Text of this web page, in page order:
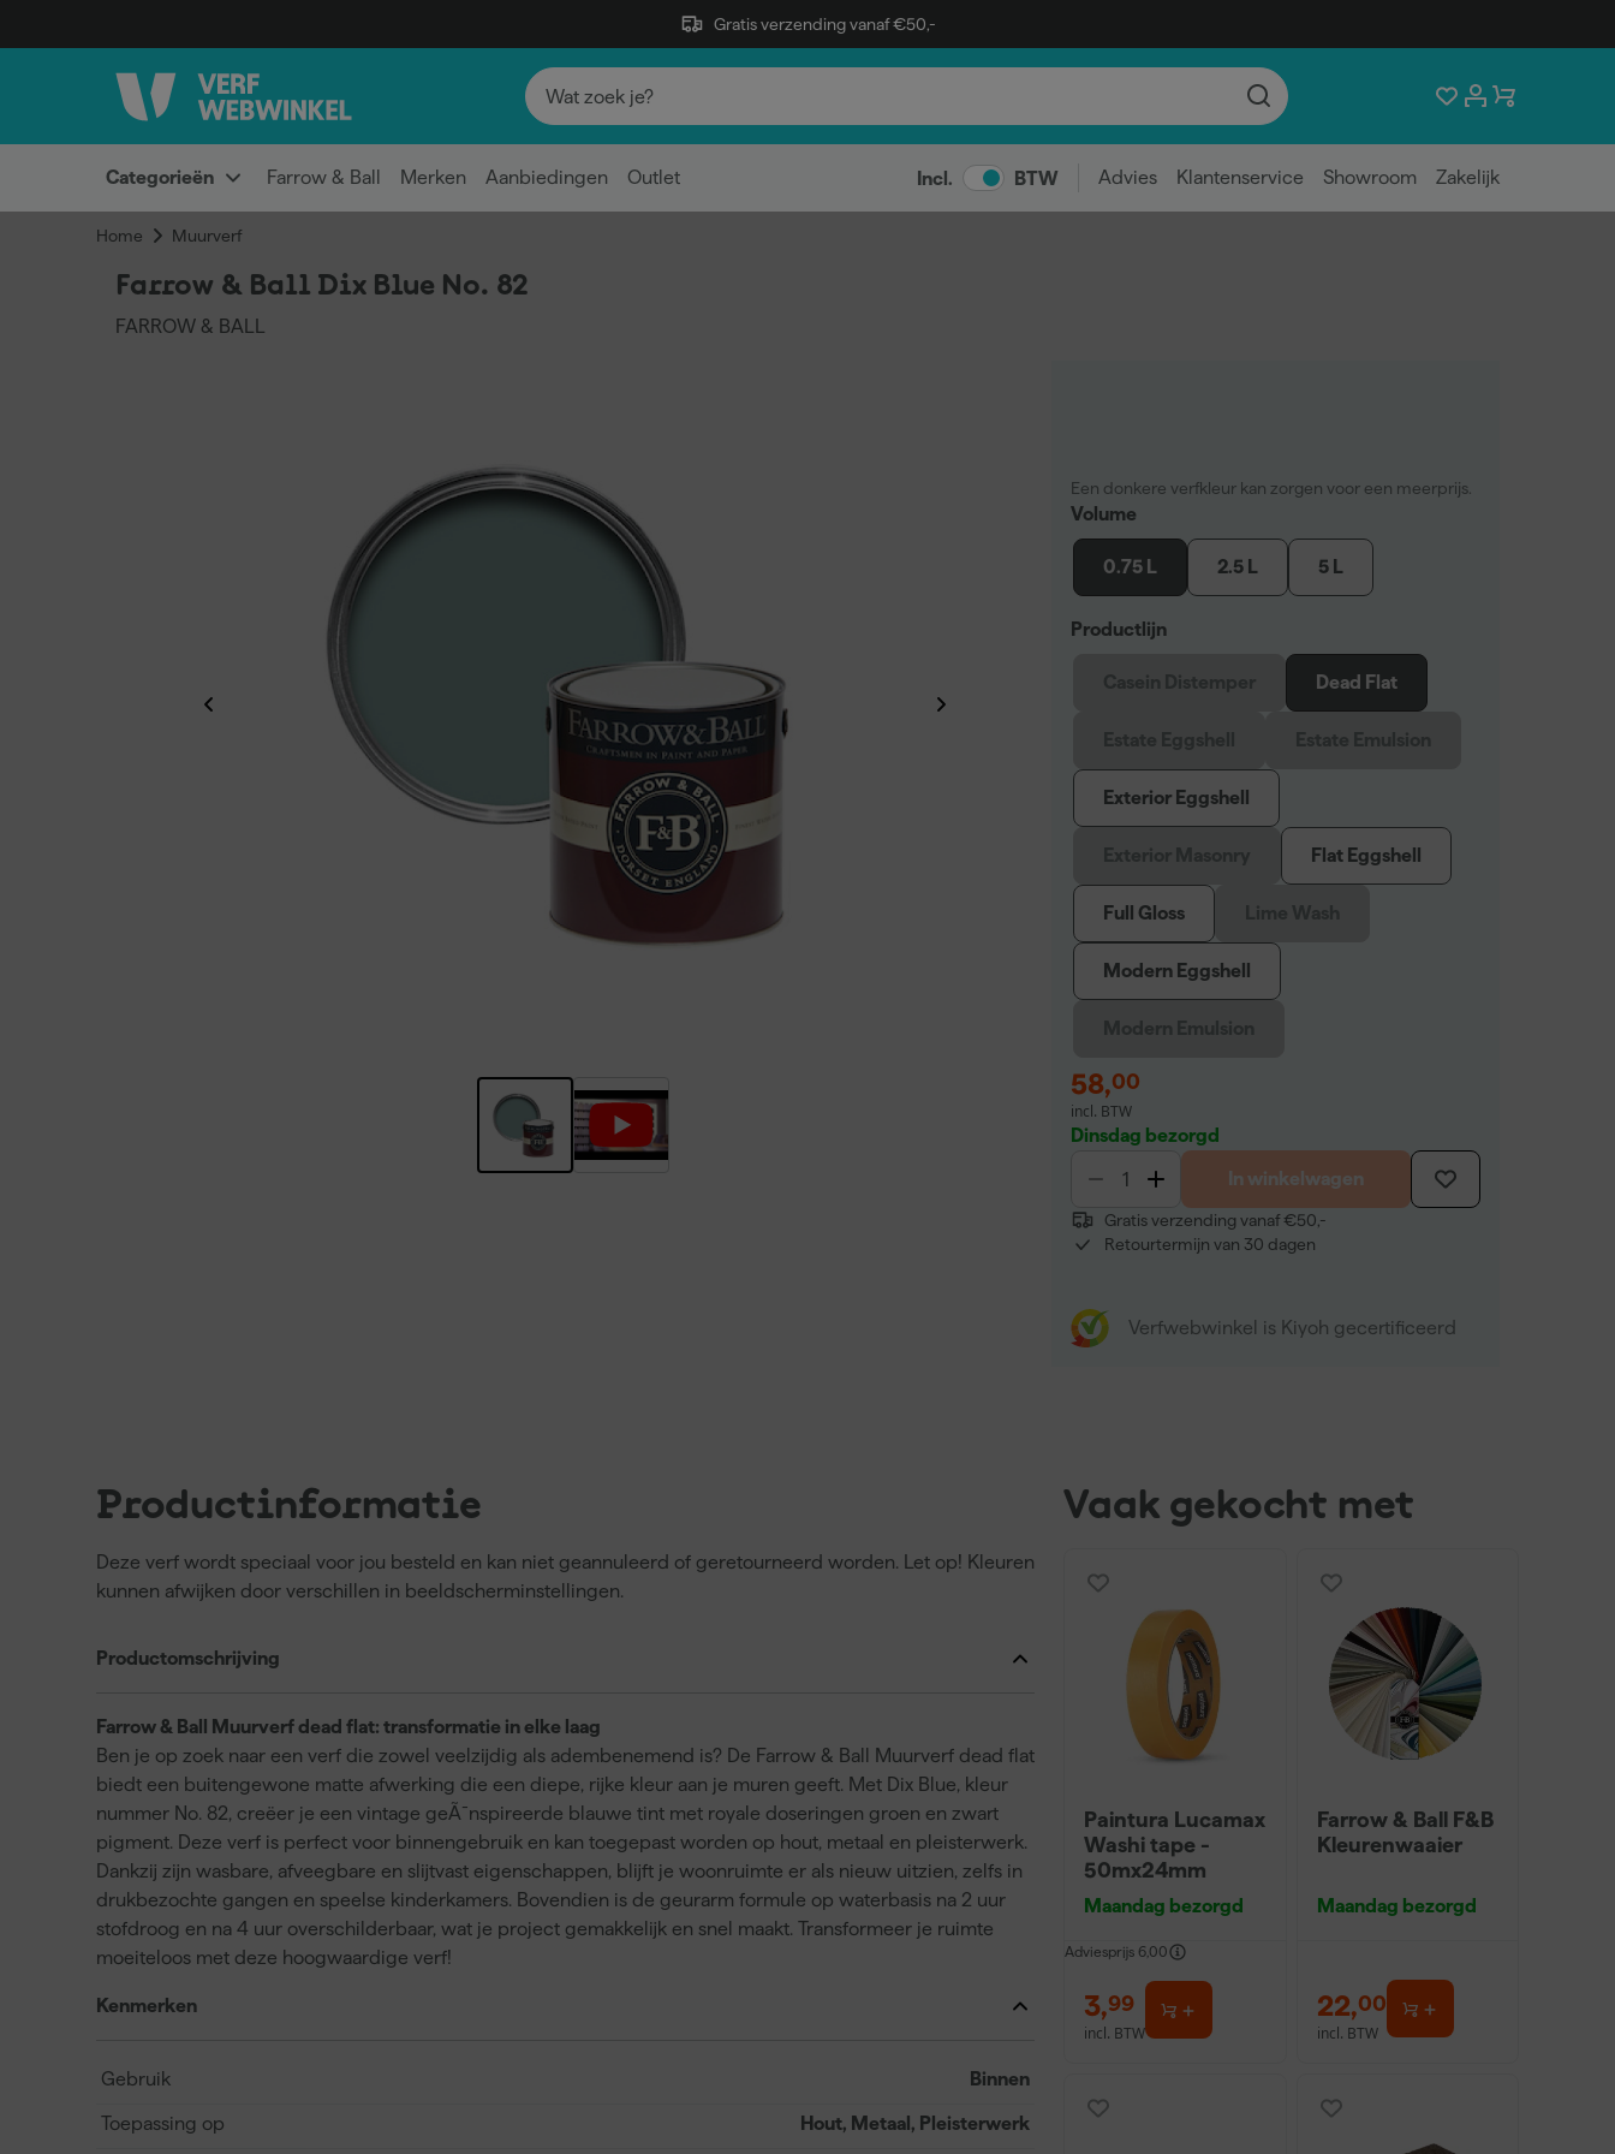
Gratis verzending vanaf €50,-
Categorieën Farrow & Ball Merken Aanbiedingen Outlet Incl. BTW Advies Klantenservice Showroom Zakelijk
Home Muurverf
Farrow & Ball Dix Blue No. 82
FARROW & BALL
Een donkere verfkleur kan zorgen voor een meerprijs.
Volume
0.75 L 2.5 L 5 L
Productlijn
Dead Flat
Exterior Eggshell
Flat Eggshell
Full Gloss
Modern Eggshell
58,00
incl. BTW
Dinsdag bezorgd
In winkelwagen
Gratis verzending vanaf €50,-
Retourtermijn van 30 dagen
Verfwebwinkel is Kiyoh gecertificeerd
Productinformatie
Deze verf wordt speciaal voor jou besteld en kan niet geannuleerd of geretourneerd worden. Let op! Kleuren
kunnen afwijken door verschillen in beeldscherminstellingen.
Productomschrijving
Farrow & Ball Muurverf dead flat: transformatie in elke laag
Ben je op zoek naar een verf die zowel veelzijdig als adembenemend is? De Farrow & Ball Muurverf dead flat
biedt een buitengewone matte afwerking die een diepe, rijke kleur aan je muren geeft. Met Dix Blue, kleur
nummer No. 82, creëer je een vintage geÃ¯nspireerde blauwe tint met royale doseringen groen en zwart
pigment. Deze verf is perfect voor binnengebruik en kan toegepast worden op hout, metaal en pleisterwerk.
Dankzij zijn wasbare, afveegbare en slijtvast eigenschappen, blijft je woonruimte er als nieuw uitzien, zelfs in
drukbezochte gangen en speelse kinderkamers. Bovendien is de geurarm formule op waterbasis na 2 uur
stofdroog en na 4 uur overschilderbaar, wat je project gemakkelijk en snel maakt. Transformeer je ruimte
moeiteloos met deze hoogwaardige verf!
Kenmerken
Gebruik Binnen
Toepassing op Hout, Metaal, Pleisterwerk
Vaak gekocht met
Paintura Lucamax
Washi tape -
50mx24mm
Maandag bezorgd
Adviesprijs 6,00
3,99
incl. BTW
Farrow & Ball F&B
Kleurenwaaier
Maandag bezorgd
22,00
incl. BTW